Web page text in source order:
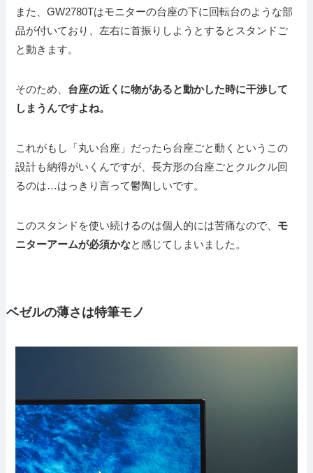
また、GW2780Tはモニターの台座の下に回転台のような部
品が付いており、左右に首振りしようとするとスタンドご
と動きます。
そのため、 台座の近くに物があると動かした時に干渉して
しまうんですよね。
これがもし「丸い台座」だったら台座ごと動くというこの
設計も納得がいくんですが、長方形の台座ごとクルクル回
るのは…はっきり言って鬱陶しいです。
このスタンドを使い続けるのは個人的には苦痛なので、 モ
ニターアームが必須かなと感じてしまいました。
ベゼルの薄さは特筆モノ